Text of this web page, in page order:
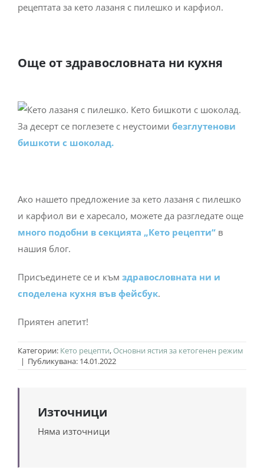
рецептата за кето лазаня с пилешко и карфиол.
Още от здравословната ни кухня
За десерт се поглезете с неустоими безглутенови
бишкоти с шоколад.
Ако нашето предложение за кето лазаня с пилешко
и карфиол ви е харесало, можете да разгледате още
много подобни в секцията „Кето рецепти“в
нашия блог.
Присъединете се и към здравословната ни и
споделена кухня във фейсбук.
Приятен апетит!
Категории: Кето рецепти,Основни ястия за кетогенен режим
| Публикувана: 14.01.2022
Източници
Няма източници